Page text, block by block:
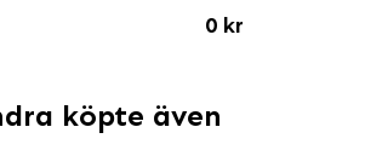
0 kr
köpte även